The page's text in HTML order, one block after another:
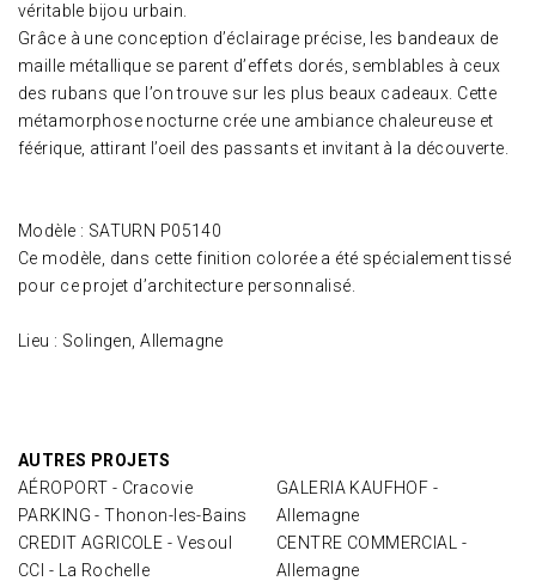
véritable bijou urbain.
Grâce à une conception d’éclairage précise, les bandeaux de
maille métallique se parent d’effets dorés, semblables à ceux
des rubans que l’on trouve sur les plus beaux cadeaux. Cette
métamorphose nocturne crée une ambiance chaleureuse et
féérique, attirant l’oeil des passants et invitant à la découverte.
Modèle : SATURN P05140
Ce modèle, dans cette finition colorée a été spécialement tissé
pour ce projet d’architecture personnalisé.
Lieu : Solingen, Allemagne
AUTRES PROJETS
AÉROPORT - Cracovie
PARKING - Thonon-les-Bains
CREDIT AGRICOLE - Vesoul
CCI - La Rochelle
GALERIA KAUFHOF -
Allemagne
CENTRE COMMERCIAL -
Allemagne